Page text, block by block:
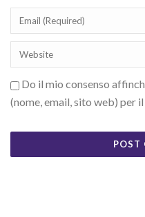
Do il mio consenso
(nome, email, sito web) per